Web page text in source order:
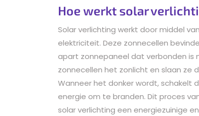
Hoe werkt solar
Solar verlichting werkt door middel
elektriciteit. Deze zonnecellen
apart zonnepaneel dat verbonden is
zonnecellen het zonlicht en slaan ze
Wanneer het donker wordt, schakelt
energie om te branden. Dit proces
solar verlichting een energiezuinige